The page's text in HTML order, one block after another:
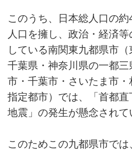
このうち、日本総人口の
人口を擁し、政治・経済
している南関東九都県市（
千葉県・神奈川県の一都
市・千葉市・さいたま市
指定都市）では、「首都
地震」の発生が懸念されて
このためこの九都県市で